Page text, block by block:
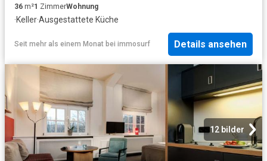
36 m²1 ZimmerWohnung
·Keller·Ausgestattete Küche
Seit mehr als einem Monat bei immosurf Details ansehen
12 bilder